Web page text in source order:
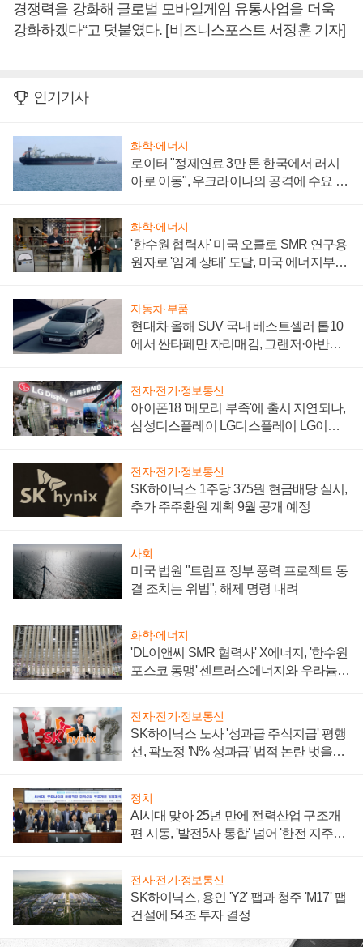
경쟁력을 강화해 글로벌 모바일게임 유통사업을 더욱
강화하겠다“고 덧붙였다. [비즈니스포스트 서정훈 기자]
인기기사
화학·에너지
로이터 "정제연료 3만 톤 한국에서 러시
아로 이동", 우크라이나의 공격에 수요 늘
화학·에너지
'한수원 협력사' 미국 오클로 SMR 연구용
원자로 '임계 상태' 도달, 미국 에너지부
자동차·부품
현대차 올해 SUV 국내 베스트셀러 톱10
에서 싼타페만 자리매김, 그랜저·아반떼
전자·전기·정보통신
아이폰18 '메모리 부족'에 출시 지연되나,
삼성디스플레이 LG디스플레이 LG이노
전자·전기·정보통신
SK하이닉스 1주당 375원 현금배당 실시,
추가 주주환원 계획 9월 공개 예정
사회
미국 법원 "트럼프 정부 풍력 프로젝트 동
결 조치는 위법", 해제 명령 내려
화학·에너지
'DL이앤씨 SMR 협력사' X에너지, '한수원
포스코 동맹' 센트러스에너지와 우라늄
전자·전기·정보통신
SK하이닉스 노사 '성과급 주식지급' 평행
선, 곽노정 'N% 성과급' 법적 논란 벗을지
정치
AI시대 맞아 25년 만에 전력산업 구조개
편 시동, '발전5사 통합' 넘어 '한전 지주사'
전자·전기·정보통신
SK하이닉스, 용인 'Y2' 팹과 청주 'M17' 팹
건설에 54조 투자 결정